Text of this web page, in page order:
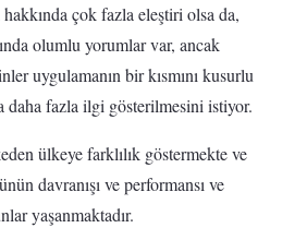
çok fazla eleştiri olsa da,
olumlu yorumlar var, ancak
uygulamanın bir kısmını kusurlu
daha fazla ilgi gösterilmesini istiyor.
ülkeye farklılık göstermekte ve
davranışı ve performansı ve
yaşanmaktadır.